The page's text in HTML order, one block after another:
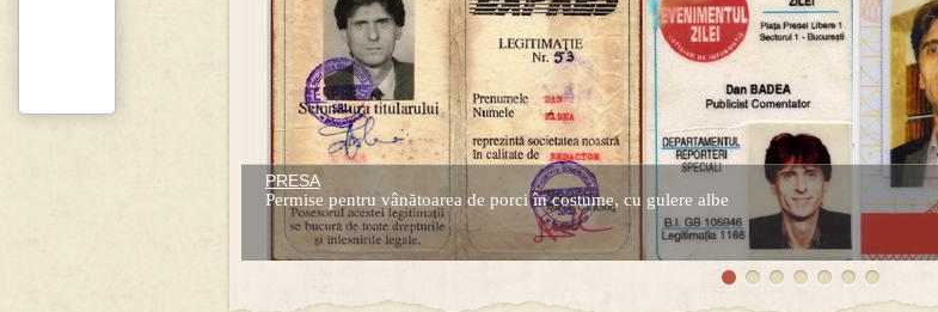
PRESA
Permise pentru vânătoarea de porci în costume, cu gulere albe
Prima mea carte publicata (Nemira)
Averea Presedintelui: prima lucrare despre controversatele conturi secrete ale Securitatii.